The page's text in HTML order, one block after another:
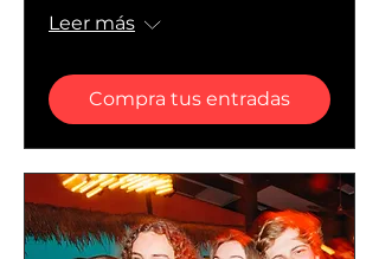
Leer más
Compra tus entradas